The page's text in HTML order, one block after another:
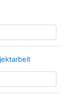
Link/URL